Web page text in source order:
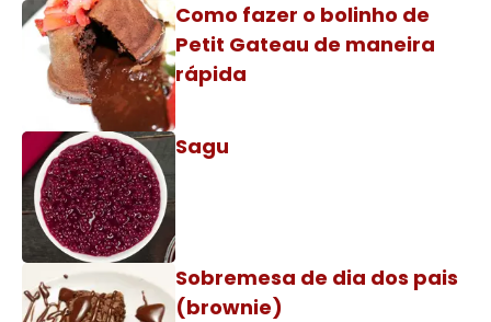
Como fazer o bolinho de
Petit Gateau de maneira
rápida
Sagu
Sobremesa de dia dos pais
(brownie)